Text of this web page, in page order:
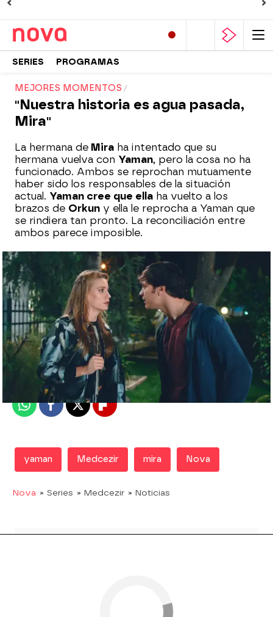
SERIES PROGRAMAS
MEJORES MOMENTOS
"Nuestra historia es agua pasada,
Mira"
La hermana de Mira ha intentado que su
hermana vuelva con Yaman, pero la cosa no ha
funcionado. Ambos se reprochan mutuamente
haber sido los responsables de la situación
actual. Yaman cree que ella ha vuelto a los
brazos de Orkun y ella le reprocha a Yaman que
se rindiera tan pronto. La reconciliación entre
ambos parece imposible.
Nova
Madrid
Publicado: 10 de mayo de 2019, 21:17
WhatsappFacebook
X Flipboard
yaman Medcezir mira Nova
Nova » Series » Medcezir » Noticias